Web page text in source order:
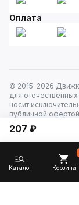
207 ₽
Оплата
© 2015–2026
для
носит
публичной
Каталог Корзина